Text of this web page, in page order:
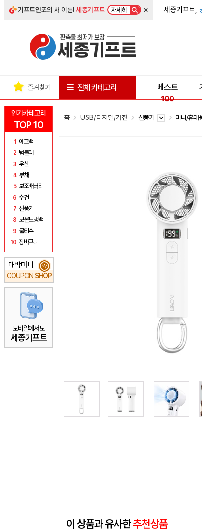
기프트인포의 새 이름!세종기프트 자세히 × 세종기프트,
인기카테고리
TOP 10
1 에코백
2 텀블러
3 우산
4 부채
5 보조배터리
6 수건
7 선풍기
8 보온보냉백
9 물티슈
10 장바구니
대박머니
COUPON SHOP
₩
모바일에서도
세종기프트
즐겨찾기 전체 카테고리
베스트
100
홈 USB/디지털/가전 선풍기 미니/휴대
이 상품과 유사한추천상품